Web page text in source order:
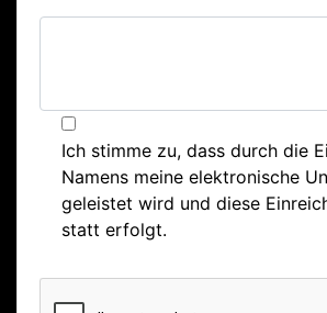
Ich stimme zu, dass durch die
Namens meine elektronische
geleistet wird und diese
statt erfolgt.